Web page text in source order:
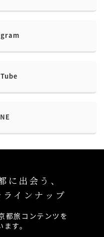
に出会う、
インナップ
都旅コンテンツを
す。